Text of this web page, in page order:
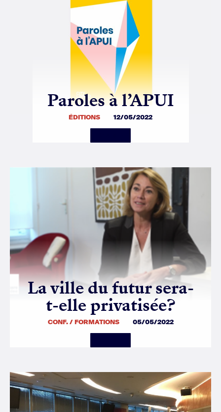
Paroles à l’APUI
ÉDITIONS 12/05/2022
La ville du futur sera-
t-elle privatisée?
CONF. / FORMATIONS 05/05/2022